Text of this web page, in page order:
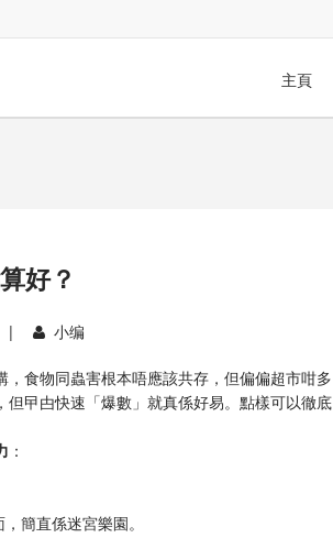
主頁
好？
| 小编
食物同蟲害根本唔應該共存，但偏偏超市咁多
曱甴快速「爆數」就真係好易。點樣可以徹底
：
簡直係迷宮樂園。